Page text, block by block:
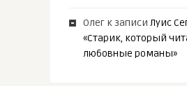
Олегк записи Луис
«Старик, который
любовные романы»